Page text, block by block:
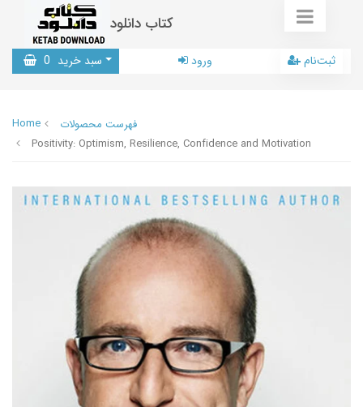
کتاب دانلود
سبد خرید 0 ورود ثبت‌نام
Home
فهرست محصولات
Positivity: Optimism, Resilience, Confidence and Motivation